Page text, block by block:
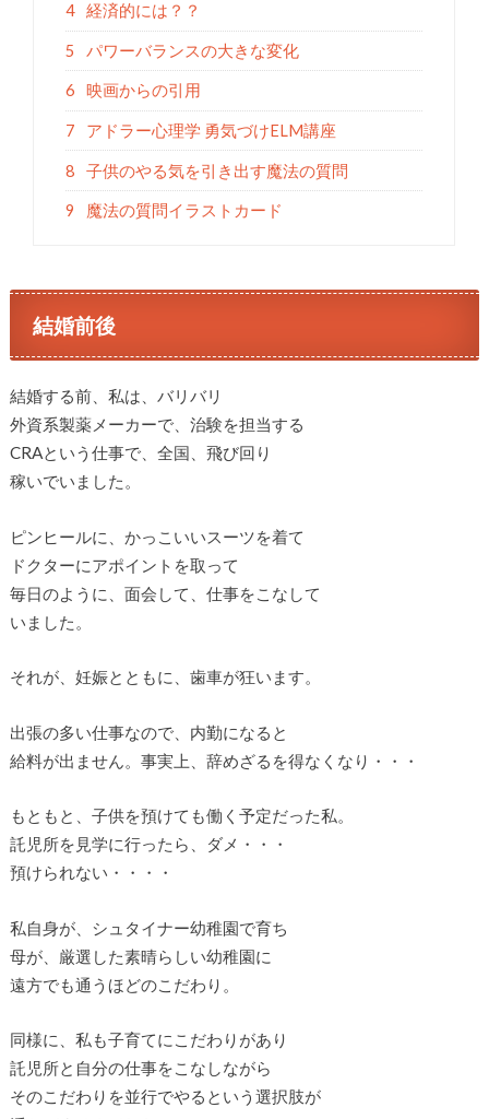
4 経済的には？？
5 パワーバランスの大きな変化
6 映画からの引用
7 アドラー心理学 勇気づけELM講座
8 子供のやる気を引き出す魔法の質問
9 魔法の質問イラストカード
結婚前後
結婚する前、私は、バリバリ
外資系製薬メーカーで、治験を担当する
CRAという仕事で、全国、飛び回り
稼いでいました。
ピンヒールに、かっこいいスーツを着て
ドクターにアポイントを取って
毎日のように、面会して、仕事をこなして
いました。
それが、妊娠とともに、歯車が狂います。
出張の多い仕事なので、内勤になると
給料が出ません。事実上、辞めざるを得なくなり・・・
もともと、子供を預けても働く予定だった私。
託児所を見学に行ったら、ダメ・・・
預けられない・・・・
私自身が、シュタイナー幼稚園で育ち
母が、厳選した素晴らしい幼稚園に
遠方でも通うほどのこだわり。
同様に、私も子育てにこだわりがあり
託児所と自分の仕事をこなしながら
そのこだわりを並行でやるという選択肢が